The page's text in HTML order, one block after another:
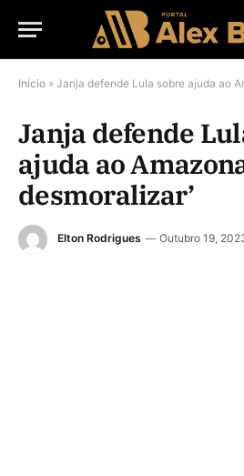
Início » Janja defende Lula sobre ajuda ao
Janja defende
ajuda ao
desmoralizar’
Elton Rodrigues Outubro 19,